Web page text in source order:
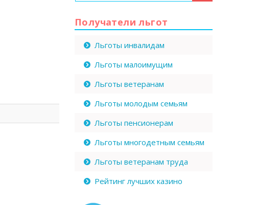
Получатели льгот
Льготы инвалидам
Льготы малоимущим
Льготы ветеранам
Льготы молодым семьям
Льготы пенсионерам
Льготы многодетным семьям
Льготы ветеранам труда
Рейтинг лучших казино